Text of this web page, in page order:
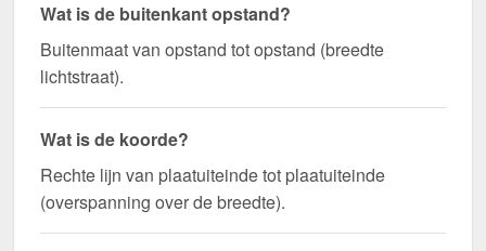
Wat is de buitenkant opstand?
Buitenmaat van opstand tot opstand (breedte
lichtstraat).
Wat is de koorde?
Rechte lijn van plaatuiteinde tot plaatuiteinde
(overspanning over de breedte).